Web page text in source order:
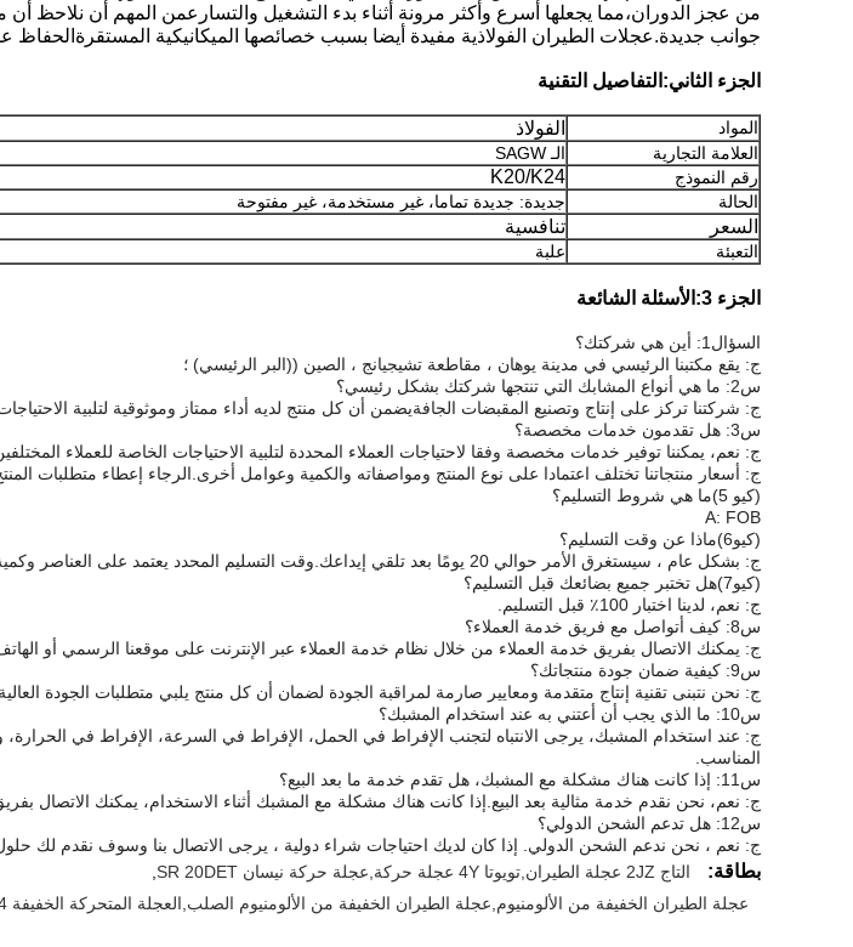
من عجز الدوران،مما يجعلها أسرع وأكثر مرونة أثناء بدء التشغيل والتسارعمن المهم أن
جوانب جديدة.عجلات الطيران الفولاذية مفيدة أيضا بسبب خصائصها الميكانيكية
الجزء الثاني: التفاصيل التقنية
المواد الفولاذ
العلامة التجارية
الـ SAGW
رقم النموذج
K20/K24
الحالة جديدة: جديدة تماما، غير مستخدمة، غير مفتوحة
السعر تنافسية
التعبئة علبة
الجزء 3: الأسئلة الشائعة
السؤال1: أين هي شركتك؟
ج: يقع مكتبنا الرئيسي في مدينة يوهان ، مقاطعة تشيجيانج ، الصين ((البر الرئيسي) ؛
س2: ما هي أنواع المشابك التي تنتجها شركتك بشكل رئيسي؟
ج: شركتنا تركز على إنتاج وتصنيع المقبضات الجافةيضمن أن كل منتج لديه أداء ممتاز وموثوقية لتلبية الاحتياجات
س3: هل تقدمون خدمات مخصصة؟
ج: نعم، يمكننا توفير خدمات مخصصة وفقا لاحتياجات العملاء المحددة لتلبية الاحتياجات الخاصة للعملاء
ج: أسعار منتجاتنا تختلف اعتمادا على نوع المنتج ومواصفاته والكمية وعوامل أخرى. الرجاء إعطاء متطلبات
(كيو 5)
ما هي شروط التسليم؟
A: FOB
(كيو6)
ماذا عن وقت التسليم؟
ج: بشكل عام ، سيستغرق الأمر حوالي 20 يومًا بعد تلقي إيداعك.
وقت التسليم المحدد يعتمد على العناصر
(كيو7)
هل تختبر جميع بضائعك قبل التسليم؟
ج: نعم، لدينا اختبار 100٪ قبل التسليم.
س8: كيف أتواصل مع فريق خدمة العملاء؟
ج: يمكنك الاتصال بفريق خدمة العملاء من خلال نظام خدمة العملاء عبر الإنترنت على موقعنا الرسمي أو الهاتف
س9: كيفية ضمان جودة منتجاتك؟
ج: نحن نتبنى تقنية إنتاج متقدمة ومعايير صارمة لمراقبة الجودة لضمان أن كل منتج يلبي متطلبات الجودة العالية.
س10: ما الذي يجب أن أعتني به عند استخدام المشبك؟
ج: عند استخدام المشبك، يرجى الانتباه لتجنب الإفراط في الحمل، الإفراط في السرعة، الإفراط في
المناسب.
س11: إذا كانت هناك مشكلة مع المشبك، هل تقدم خدمة ما بعد البيع؟
ج: نعم، نحن نقدم خدمة مثالية بعد البيع. إذا كانت هناك مشكلة مع المشبك أثناء الاستخدام، يمكنك الاتصال
س12: هل تدعم الشحن الدولي؟
ج: نعم ، نحن ندعم الشحن الدولي. إذا كان لديك احتياجات شراء دولية ، يرجى الاتصال بنا وسوف نقدم لك
بطاقة: التاج 2JZ عجلة الطيران,تويوتا 4Y عجلة حركة,عجلة حركة نيسان SR 20DET
عجلة الطيران الخفيفة من الألومنيوم,عجلة الطيران الخفيفة من الألومنيوم الصلب,العجلة المتحركة الخفيفة K20/K24